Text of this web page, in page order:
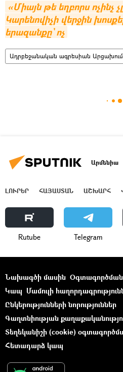
«Միայն թե եղբորս ոչինչ
Կարենովիչի վերջին
երազանքը` ոչ
Ադրբեջանական ագրեսիան Արցախում
Արմենիա
ԼՈՒՐԵՐ ՀԱՅԱՍՏԱՆ ԱՇԽԱՐՀ
Rutube Telegram
Նախագծի մասին Օգտագործման
Կապ Մամուլի
Ընկերությունների նորություններ
Գաղտնիության
Տեղեկանիշի (cookie)
Հետադարձ կապ